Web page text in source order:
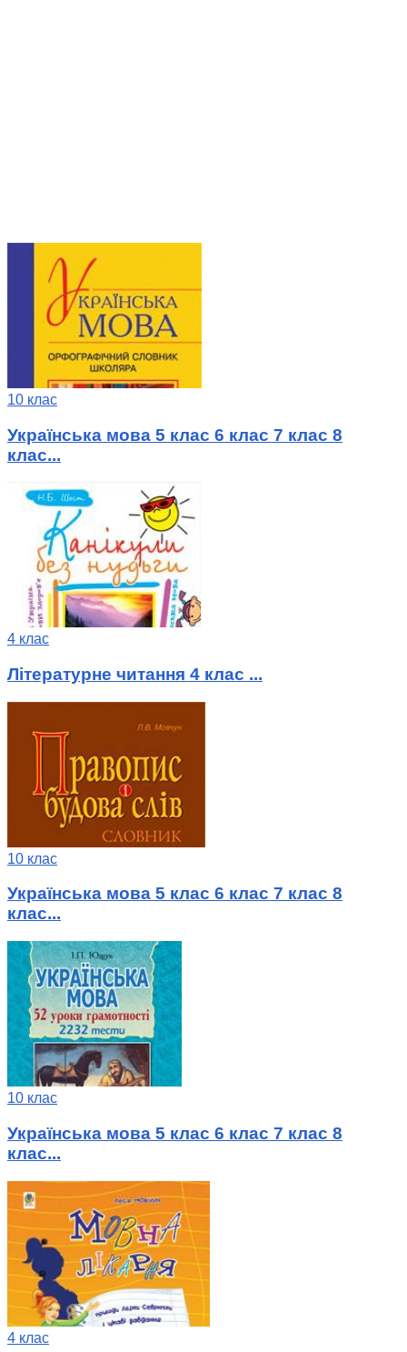
10 клас
Українська мова 5 клас 6 клас 7 клас 8
клас...
4 клас
Літературне читання 4 клас ...
10 клас
Українська мова 5 клас 6 клас 7 клас 8
клас...
10 клас
Українська мова 5 клас 6 клас 7 клас 8
клас...
4 клас